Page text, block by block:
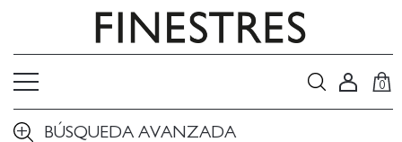
0
BÚSQUEDA AVANZADA